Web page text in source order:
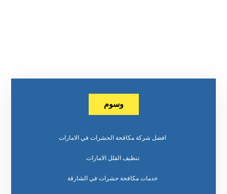
وسوم
افضل شركة مكافحة الحشرات في الامارات
تنظيف الفلل الامارات
خدمات مكافحة حشرات في الشارقة